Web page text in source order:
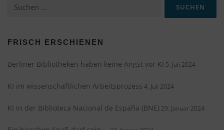
nach:
FRISCH ERSCHIENEN
Berliner Bibliotheken haben keine Angst vor KI 5. Juli 2024
KI im wissenschaftlichen Arbeitsprozess 4. Juli 2024
KI in der Biblioteca Nacional de España (BNE) 29. Januar 2024